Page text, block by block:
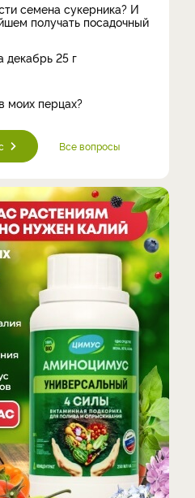
семена сукерника? И
получать посадочный
декабрь 25 г
моих перцах?
Все вопросы